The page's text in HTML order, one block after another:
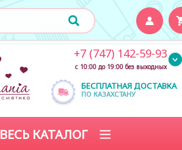
БЕСПЛАТНАЯ ДОСТАВКА
ПО КАЗАХСТАНУ
+7 (747) 142-59-93
с 10:00 до 19:00 без выходных
ВЕСЬ КАТАЛОГ